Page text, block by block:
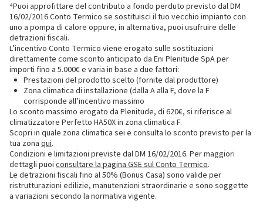
⁴Puoi approfittare del contributo a fondo perduto previsto dal DM
16/02/2016 Conto Termico se sostituisci il tuo vecchio impianto con
uno a pompa di calore oppure, in alternativa, puoi usufruire delle
detrazioni fiscali.
L’incentivo Conto Termico viene erogato sulle sostituzioni
direttamente come sconto anticipato da Eni Plenitude SpA per
importi fino a 5.000€ e varia in base a due fattori:
Prestazioni del prodotto scelto (fornite dal produttore)
Zona climatica di installazione (dalla A alla F, dove la F
corrisponde all’incentivo massimo
Lo sconto massimo erogato da Plenitude, di 620€, si riferisce al
climatizzatore Perfetto HA50X in zona climatica F.
Scopri in quale zona climatica sei e consulta lo sconto previsto per la
tua zona qui.
Condizioni e limitazioni previste dal DM 16/02/2016. Per maggiori
dettagli puoi consultare la pagina GSE sul Conto Termico.
Le detrazioni fiscali fino al 50% (Bonus Casa) sono valide per
ristrutturazioni edilizie, manutenzioni straordinarie e sono soggette
a variazioni secondo la normativa vigente.